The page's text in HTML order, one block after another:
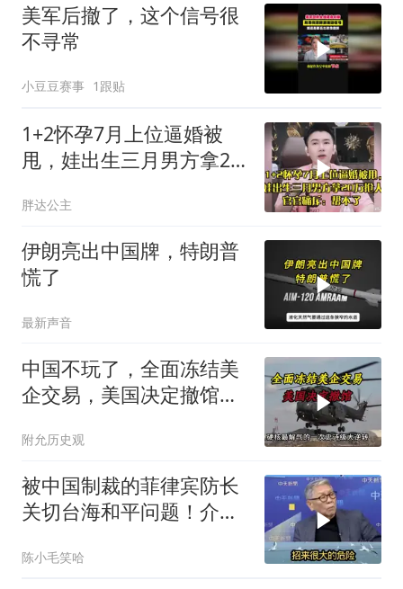
美军后撤了，这个信号很
不寻常
小豆豆赛事 1跟贴
1+2怀孕7月上位逼婚被
甩，娃出生三月男方拿20
胖达公主
伊朗亮出中国牌，特朗普
慌了
最新声音
中国不玩了，全面冻结美
企交易，美国决定撤馆，
附允历史观
被中国制裁的菲律宾防长
关切台海和平问题！介文
陈小毛笑哈